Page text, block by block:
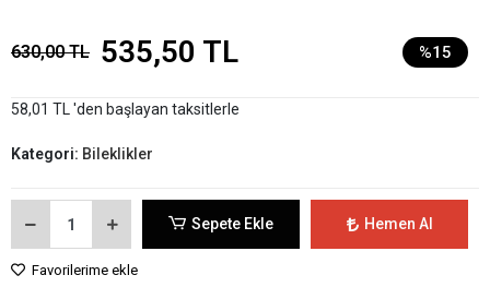
630,00 TL 535,50 TL %15
58,01 TL 'den başlayan taksitlerle
Kategori: Bileklikler
Sepete Ekle Hemen Al
Favorilerime ekle